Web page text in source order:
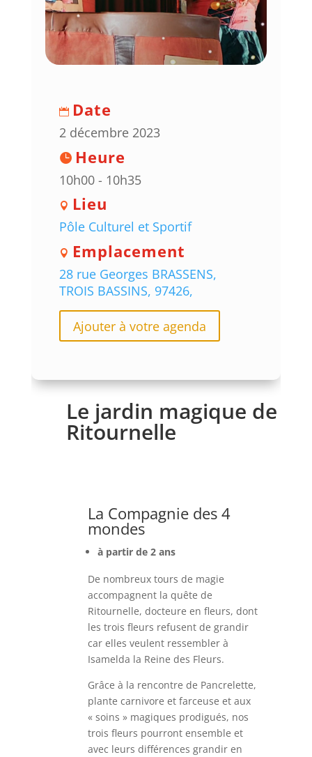
Date
2 décembre 2023
Heure
10h00 - 10h35
Lieu
Pôle Culturel et Sportif
Emplacement
28 rue Georges BRASSENS,
TROIS BASSINS, 97426,
Ajouter à votre agenda
Le jardin magique de
Ritournelle
La Compagnie des 4
mondes
à partir de 2 ans
De nombreux tours de magie
accompagnent la quête de
Ritournelle, docteure en fleurs, dont
les trois fleurs refusent de grandir
car elles veulent ressembler à
Isamelda la Reine des Fleurs.
Grâce à la rencontre de Pancrelette,
plante carnivore et farceuse et aux
« soins » magiques prodigués, nos
trois fleurs pourront ensemble et
avec leurs différences grandir en